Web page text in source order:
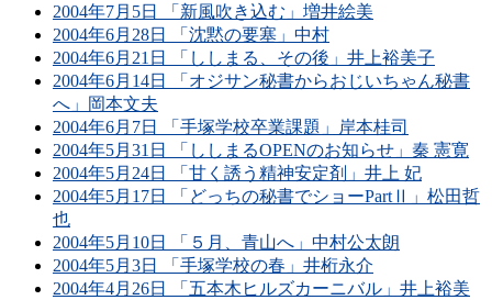
2004年7月5日 「新風吹き込む」増井絵美
2004年6月28日 「沈黙の要塞」中村
2004年6月21日 「ししまる、その後」井上裕美子
2004年6月14日 「オジサン秘書からおじいちゃん秘書
へ」岡本文夫
2004年6月7日 「手塚学校卒業課題」岸本桂司
2004年5月31日 「ししまるOPENのお知らせ」秦 憲寛
2004年5月24日 「甘く誘う精神安定剤」井上 妃
2004年5月17日 「どっちの秘書でショーPartⅡ」松田哲
也
2004年5月10日 「５月、青山へ」中村公太朗
2004年5月3日 「手塚学校の春」井桁永介
2004年4月26日 「五本木ヒルズカーニバル」井上裕美